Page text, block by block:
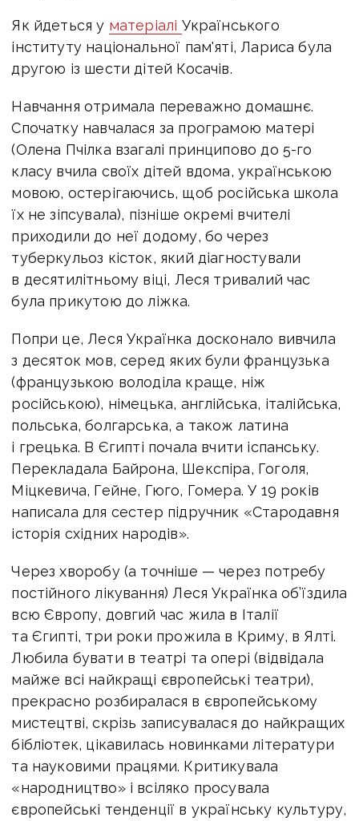
Як йдеться у матеріалі Українського
інституту національної пам'яті, Лариса була
другою із шести дітей Косачів.
Навчання отримала переважно домашнє.
Спочатку навчалася за програмою матері
(Олена Пчілка взагалі принципово до 5-го
класу вчила своїх дітей вдома, українською
мовою, остерігаючись, щоб російська школа
їх не зіпсувала), пізніше окремі вчителі
приходили до неї додому, бо через
туберкульоз кісток, який діагностували
в десятилітньому віці, Леся тривалий час
була прикутою до ліжка.
Попри це, Леся Українка досконало вивчила
з десяток мов, серед яких були французька
(французькою володіла краще, ніж
російською), німецька, англійська, італійська,
польська, болгарська, а також латина
і грецька. В Єгипті почала вчити іспанську.
Перекладала Байрона, Шекспіра, Гоголя,
Міцкевича, Гейне, Гюго, Гомера. У 19 років
написала для сестер підручник «Стародавня
історія східних народів».
Через хворобу (а точніше — через потребу
постійного лікування) Леся Українка об’їздила
всю Європу, довгий час жила в Італії
та Єгипті, три роки прожила в Криму, в Ялті.
Любила бувати в театрі та опері (відвідала
майже всі найкращі європейські театри),
прекрасно розбиралася в європейському
мистецтві, скрізь записувалася до найкращих
бібліотек, цікавилась новинками літератури
та науковими працями. Критикувала
«народництво» і всіляко просувала
європейські тенденції в українську культуру,